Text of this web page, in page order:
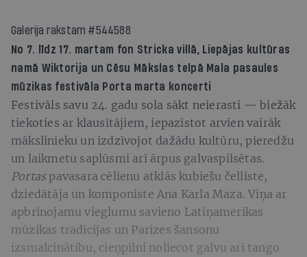
Galerija rakstam #544588
No 7. līdz 17. martam fon Stricka villā, Liepājas kultūras
namā Wiktorija un Cēsu Mākslas telpā Mala pasaules
mūzikas festivāla Porta marta koncerti
Festivāls savu 24. gadu sola sākt neierasti — biežāk
tiekoties ar klausītājiem, iepazīstot arvien vairāk
mākslinieku un izdzīvojot dažādu kultūru, pieredžu
un laikmetu saplūsmi arī ārpus galvaspilsētas.
Portaspavasara cēlienu atklās kubiešu čelliste,
dziedātāja un komponiste Ana Karla Maza. Viņa ar
apbrīnojamu vieglumu savieno Latīņamerikas
mūzikas tradīcijas un Parīzes šansonu
izsmalcinātību, cieņpilni noliecot galvu arī tango